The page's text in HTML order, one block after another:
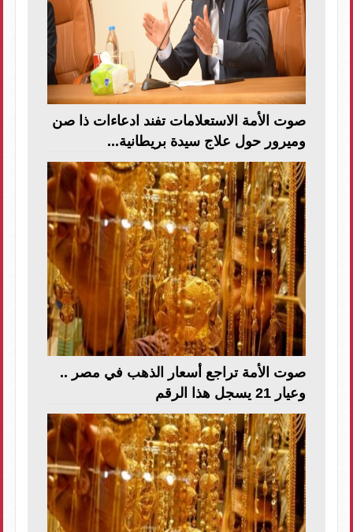
صوت الأمة الاستعلامات تفند ادعاءات ذا صن
وميرور حول علاج سيدة بريطانية...
صوت الأمة تراجع أسعار الذهب في مصر ..
وعيار 21 يسجل هذا الرقم